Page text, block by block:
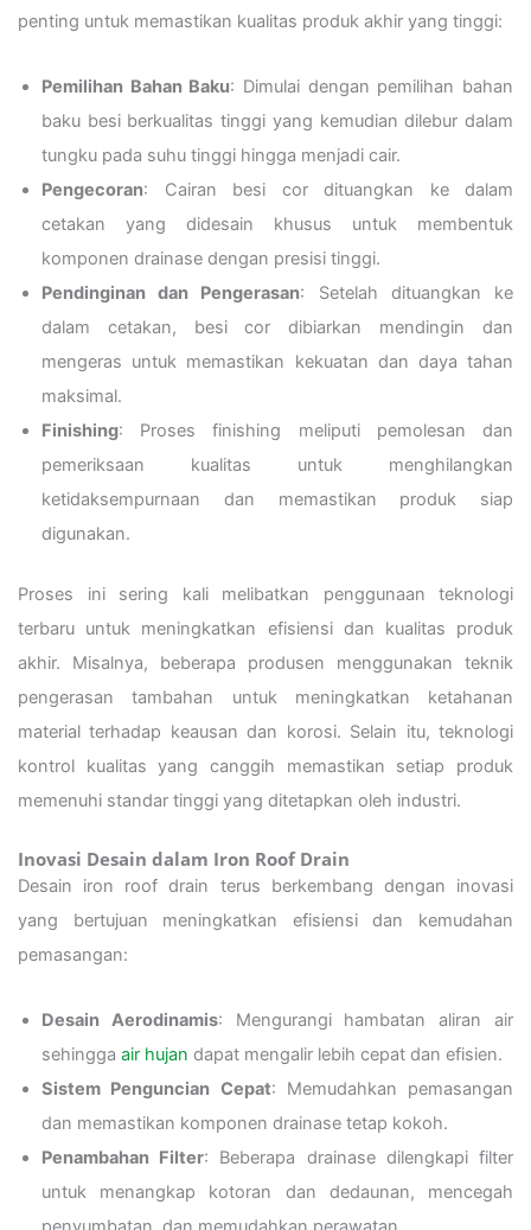
penting untuk memastikan kualitas produk akhir yang tinggi:
Pemilihan Bahan Baku: Dimulai dengan pemilihan bahan
baku besi berkualitas tinggi yang kemudian dilebur dalam
tungku pada suhu tinggi hingga menjadi cair.
Pengecoran: Cairan besi cor dituangkan ke dalam
cetakan yang didesain khusus untuk membentuk
komponen drainase dengan presisi tinggi.
Pendinginan dan Pengerasan: Setelah dituangkan ke
dalam cetakan, besi cor dibiarkan mendingin dan
mengeras untuk memastikan kekuatan dan daya tahan
maksimal.
Finishing: Proses finishing meliputi pemolesan dan
pemeriksaan kualitas untuk menghilangkan
ketidaksempurnaan dan memastikan produk siap
digunakan.
Proses ini sering kali melibatkan penggunaan teknologi
terbaru untuk meningkatkan efisiensi dan kualitas produk
akhir. Misalnya, beberapa produsen menggunakan teknik
pengerasan tambahan untuk meningkatkan ketahanan
material terhadap keausan dan korosi. Selain itu, teknologi
kontrol kualitas yang canggih memastikan setiap produk
memenuhi standar tinggi yang ditetapkan oleh industri.
Inovasi Desain dalam Iron Roof Drain
Desain iron roof drain terus berkembang dengan inovasi
yang bertujuan meningkatkan efisiensi dan kemudahan
pemasangan:
Desain Aerodinamis: Mengurangi hambatan aliran air
sehingga air hujan dapat mengalir lebih cepat dan efisien.
Sistem Penguncian Cepat: Memudahkan pemasangan
dan memastikan komponen drainase tetap kokoh.
Penambahan Filter: Beberapa drainase dilengkapi filter
untuk menangkap kotoran dan dedaunan, mencegah